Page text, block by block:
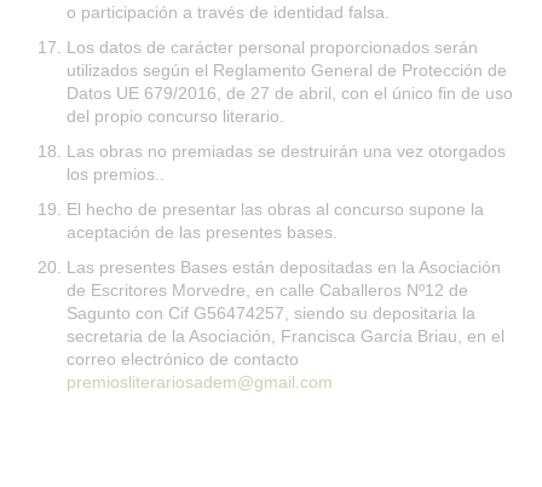
o participación a través de identidad falsa.
Los datos de carácter personal proporcionados serán
utilizados según el Reglamento General de Protección de
Datos UE 679/2016, de 27 de abril, con el único fin de uso
del propio concurso literario.
Las obras no premiadas se destruirán una vez otorgados
los premios..
El hecho de presentar las obras al concurso supone la
aceptación de las presentes bases.
Las presentes Bases están depositadas en la Asociación
de Escritores Morvedre, en calle Caballeros Nº12 de
Sagunto con Cif G56474257, siendo su depositaria la
secretaria de la Asociación, Francisca García Briau, en el
correo electrónico de contacto
premiosliterariosadem@gmail.com